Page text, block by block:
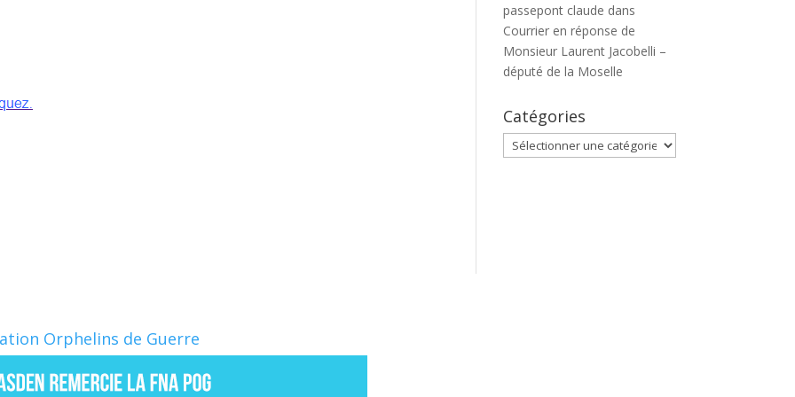
passepont claude dans
Courrier en réponse de
Monsieur Laurent Jacobelli –
député de la Moselle
Catégories
Catégories
Orphelins de Guerre